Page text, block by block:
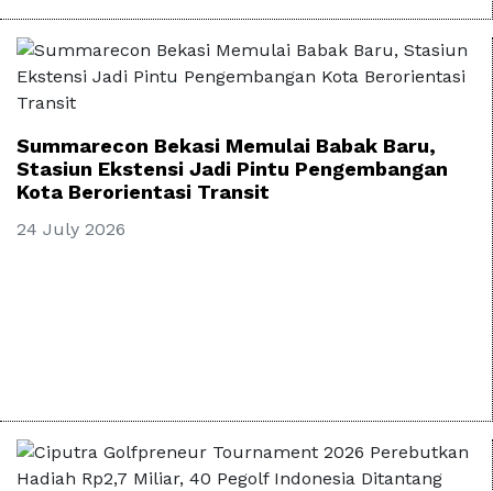
Summarecon Bekasi Memulai Babak Baru,
Stasiun Ekstensi Jadi Pintu Pengembangan
Kota Berorientasi Transit
24 July 2026